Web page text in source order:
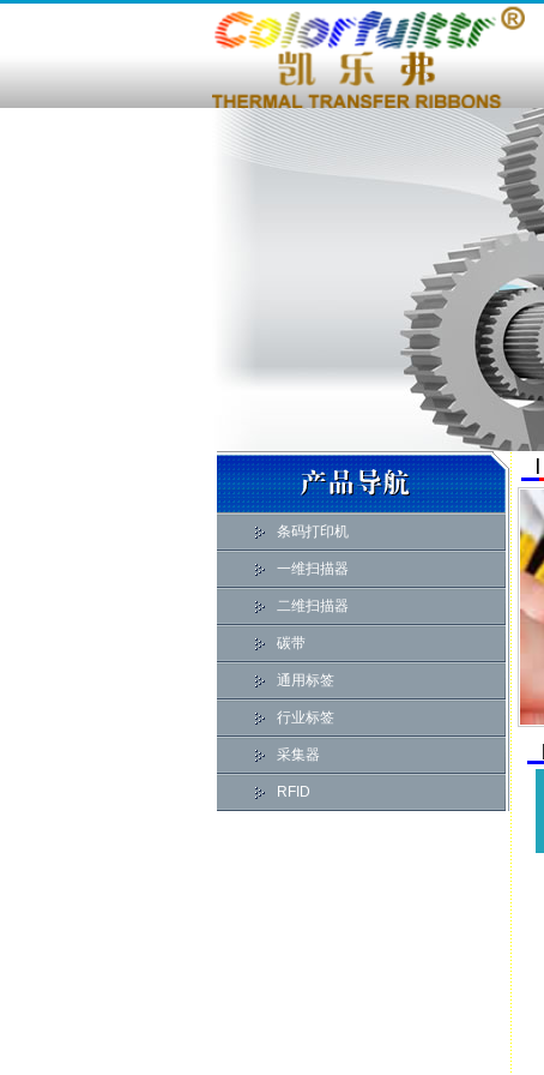
条码打印机
一维扫描器
二维扫描器
碳带
通用标签
行业标签
采集器
RFID